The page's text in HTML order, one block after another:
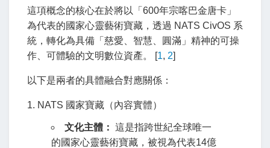
這項概念的核心在於將以「600年宗喀巴金唐卡」
為代表的國家心靈藝術寶藏，透過 NATS CivOS 系
統，轉化為具備「慈愛、智慧、圓滿」精神的可操
作、可體驗的文明數位資產。 [1, 2]
以下是兩者的具體融合對應關係：
1. NATS 國家寶藏（內容實體）
文化主體： 這是指跨世紀全球唯一
的國家心靈藝術寶藏，被視為代表14億